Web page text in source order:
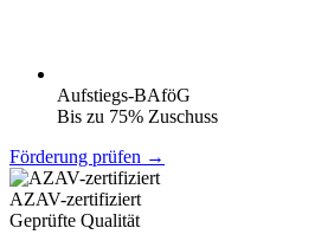
Aufstiegs-BAföG
Bis zu 75% Zuschuss
Förderung prüfen →
AZAV-zertifiziert
Geprüfte Qualität